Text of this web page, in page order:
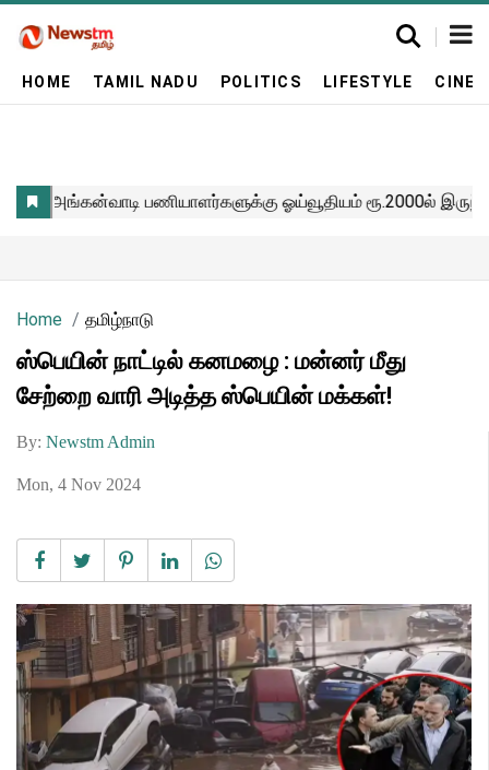
HOME TAMIL NADU POLITICS LIFESTYLE
Home தமிழ்நாடு
ஸ்பெயின் நாட்டில் கனமழை : மன்னர் மீது
சேற்றை வாரி அடித்த ஸ்பெயின் மக்கள்!
By: Newstm Admin
Mon, 4 Nov 2024